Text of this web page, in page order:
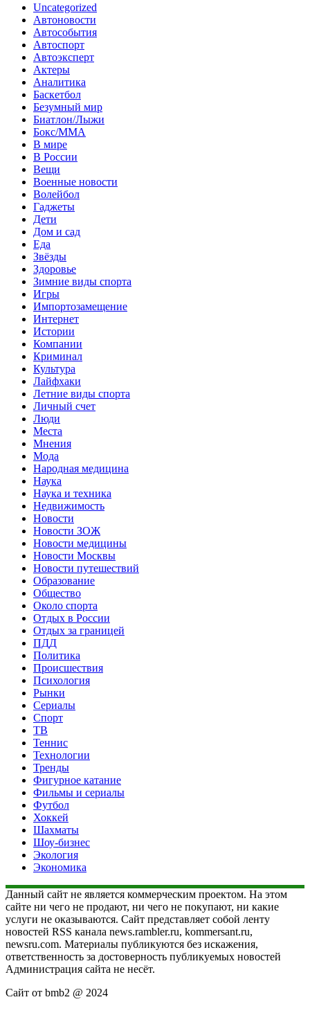
Uncategorized
Автоновости
Автособытия
Автоспорт
Автоэксперт
Актеры
Аналитика
Баскетбол
Безумный мир
Биатлон/Лыжи
Бокс/MMA
В мире
В России
Вещи
Военные новости
Волейбол
Гаджеты
Дети
Дом и сад
Еда
Звёзды
Здоровье
Зимние виды спорта
Игры
Импортозамещение
Интернет
Истории
Компании
Криминал
Культура
Лайфхаки
Летние виды спорта
Личный счет
Люди
Места
Мнения
Мода
Народная медицина
Наука
Наука и техника
Недвижимость
Новости
Новости ЗОЖ
Новости медицины
Новости Москвы
Новости путешествий
Образование
Общество
Около спорта
Отдых в России
Отдых за границей
ПДД
Политика
Происшествия
Психология
Рынки
Сериалы
Спорт
ТВ
Теннис
Технологии
Тренды
Фигурное катание
Фильмы и сериалы
Футбол
Хоккей
Шахматы
Шоу-бизнес
Экология
Экономика
Данный сайт не является коммерческим проектом. На этом
сайте ни чего не продают, ни чего не покупают, ни какие
услуги не оказываются. Сайт представляет собой ленту
новостей RSS канала news.rambler.ru, kommersant.ru,
newsru.com. Материалы публикуются без искажения,
ответственность за достоверность публикуемых новостей
Администрация сайта не несёт.
Сайт от bmb2 @ 2024